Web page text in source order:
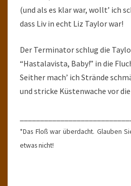
(und als es klar war, wollt’ ich
dass Liv in echt Liz Taylor war!
Der Terminator schlug die
“Hastalavista, Baby!” in die
Seither mach’ ich Strände
und stricke Küstenwache vor
*Das Floß war überdacht. Glauben
etwas nicht!